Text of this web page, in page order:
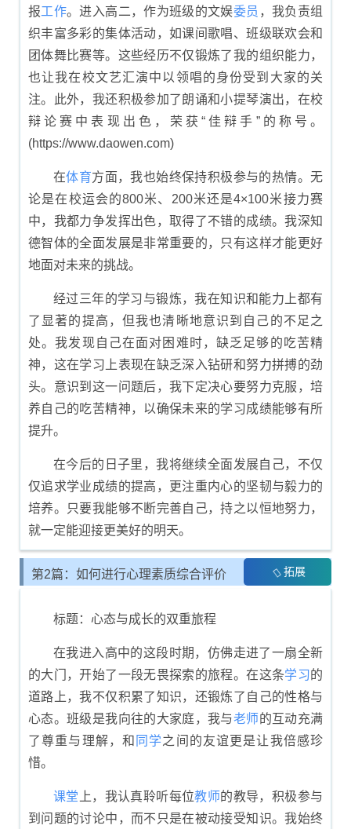
报工作。进入高二，作为班级的文娱委员 ，我负责组
织丰富多彩的集体活动，如课间歌唱、班级联欢会和
团体舞比赛等。这些经历不仅锻炼了我的组织能力，
也让我在校文艺汇演中以领唱的身份受到大家的关
注。此外，我还积极参加了朗诵和小提琴演出，在校
辩论赛中表现出色，荣获“佳辩手”的称号。
(https://www.daowen.com)
在体育方面，我也始终保持积极参与的热情。无
论是在校运会的800米、200米还是4×100米接力赛
中，我都力争发挥出色，取得了不错的成绩。我深知
德智体的全面发展是非常重要的，只有这样才能更好
地面对未来的挑战。
经过三年的学习与锻炼，我在知识和能力上都有
了显著的提高，但我也清晰地意识到自己的不足之
处。我发现自己在面对困难时，缺乏足够的吃苦精
神，这在学习上表现在缺乏深入钻研和努力拼搏的劲
头。意识到这一问题后，我下定决心要努力克服，培
养自己的吃苦精神，以确保未来的学习成绩能够有所
提升。
在今后的日子里，我将继续全面发展自己，不仅
仅追求学业成绩的提高，更注重内心的坚韧与毅力的
培养。只要我能够不断完善自己，持之以恒地努力，
就一定能迎接更美好的明天。
第2篇：如何进行心理素质综合评价 拓展
标题：心态与成长的双重旅程
在我进入高中的这段时期，仿佛走进了一扇全新
的大门，开始了一段无畏探索的旅程。在这条学习的
道路上，我不仅积累了知识，还锻炼了自己的性格与
心态。班级是我向往的大家庭，我与老师的互动充满
了尊重与理解，和 同学之间的友谊更是让我倍感珍
惜。
课堂 上，我认真聆听每位教师的教导，积极参与
到问题的讨论中，而不只是在被动接受知识。我始终